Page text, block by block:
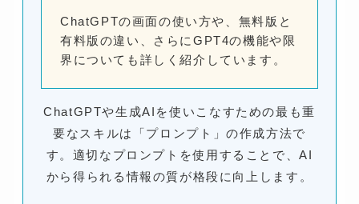
ChatGPTの画面の使い方や、無料版と
有料版の違い、さらにGPT4の機能や限
界についても詳しく紹介しています。
ChatGPTや生成AIを使いこなすための最も重
要なスキルは「プロンプト」の作成方法で
す。適切なプロンプトを使用することで、AI
から得られる情報の質が格段に向上します。